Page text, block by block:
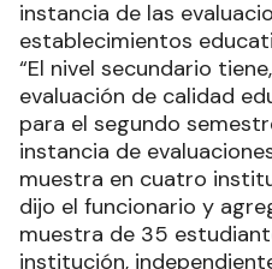
instancia de las
establecimientos
“El nivel secundario
evaluación de calidad
para el segundo
instancia de
muestra en cuatro
dijo el funcionario y
muestra de 35
institución,